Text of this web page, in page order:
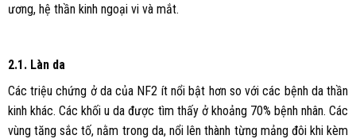
ương, hệ thần kinh ngoại vi và mắt.
2.1. Làn da
Các triệu chứng ở da của NF2 ít nổi bật hơn so với các bệnh da thần
kinh khác. Các khối u da được tìm thấy ở khoảng 70% bệnh nhân. Các
vùng tăng sắc tố, nằm trong da, nổi lên thành từng mảng đôi khi kèm